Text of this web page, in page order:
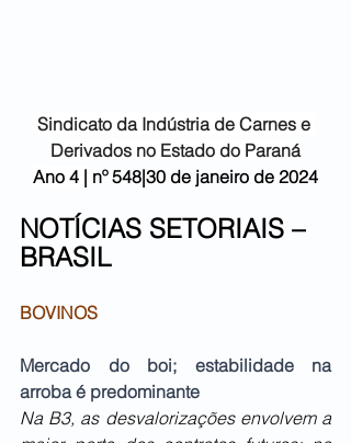
Sindicato da Indústria de Carnes e
Derivados no Estado do Paraná
Ano 4 | nº 548|30 de janeiro de 2024
NOTÍCIAS SETORIAIS –
BRASIL
BOVINOS
Mercado do boi; estabilidade na
arroba é predominante
Na B3, as desvalorizações envolvem a